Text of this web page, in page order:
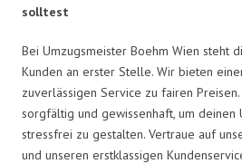
solltest
Bei Umzugsmeister Boehm Wien steht
Kunden an erster Stelle. Wir bieten
zuverlässigen Service zu fairen
sorgfältig und gewissenhaft, um deinen
stressfrei zu gestalten. Vertraue auf
und unseren erstklassigen